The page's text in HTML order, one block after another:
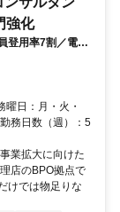
強化
登用率7割／電通
均4時間19分
日：月・火・
務日数（週）：5
業拡大に向けた
店のBPO拠点で
けでは物足りな